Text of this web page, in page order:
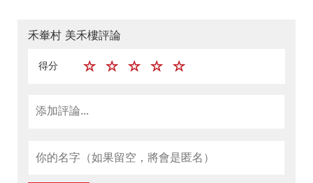
禾輋村 美禾樓評論
得分